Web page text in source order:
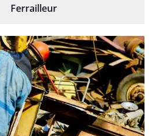
Ferrailleur